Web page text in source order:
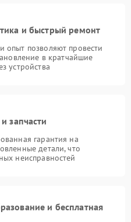
и быстрый ремонт
позволяют провести
в кратчайшие
устройства
запчасти
гарантия на
детали, что
неисправностей
и бесплатная